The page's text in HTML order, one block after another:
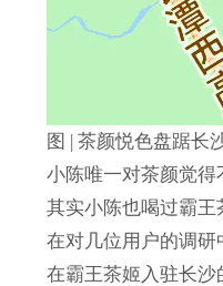
图 | 茶颜悦色盘踞长
小陈唯一对茶颜觉得
其实小陈也喝过霸王
在对几位用户的调研
在霸王茶姬入驻长